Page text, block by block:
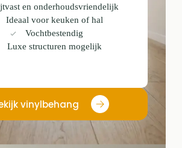
en onderhoudsvriendelijk
Ideaal voor keuken of hal
Vochtbestendig
Luxe structuren mogelijk
vinylbehang